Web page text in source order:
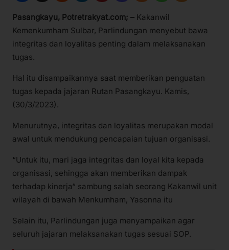
Pasangkayu, Potretrakyat.com; – Kakanwil
Kemenkumham Sulbar, Parlindungan menyebut bawa
integritas dan loyalitas penting dalam melaksanakan
tugas.
Hal itu disampaikannya saat memberikan penguatan
tugas kepada jajaran Rutan Pasangkayu. Kamis,
(30/3/2023).
Menurutnya, integritas dan loyalitas merupakan modal
awal untuk mendukung pencapaian tujuan organisasi.
“Untuk itu, mari jaga integritas dan loyal kita kepada
organisasi, sehingga akan memberikan dampak
terhadap kinerja“ sambung salah seorang Kakanwil unit
wilayah di bawah Menkumham, Yasonna itu
Selain itu, Parlindungan juga menyampaikan agar
seluruh jajaran melaksanakan tugas sesuai SOP.